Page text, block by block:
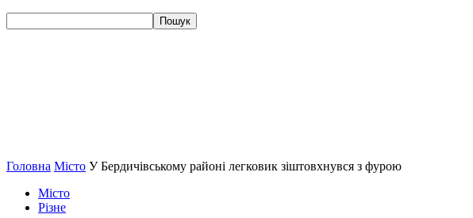
Головна Місто У Бердичівському районі легковик зіштовхнувся з фурою
Місто
Різне